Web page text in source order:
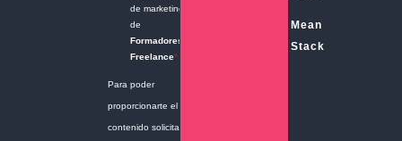
Mean
Stack